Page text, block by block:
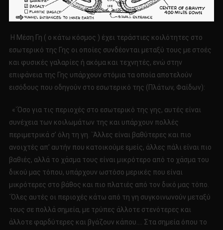
Η Μέση Γη ( ο κάτω κόσμος ) έχει τεράστιες κοιλότητες στο
εσωτερικό της Γης οι οποίες συνδέονται μεταξύ τους με στοές
και φυσικές γαλαρίες ή ακόμα και τεχνητές, ενώ στην
επιφάνεια της Γης υπάρχουν στόμια τα οποία αποτελούν
εισόδους που οδηγούν στο εσωτερικό της (Πλάτων, Φαίδων):
«`Όσο για τις περιοχές στο εσωτερικό της γης, αυτές είναι
συνέχεια των κοιλωμάτων της και υπάρχουν πολλές
περιμετρικά σ’ όλη τη γη. `Άλλες είναι βαθύτερες και πιο
ανοιχτές απ’ αυτήν που κατοικούμε εμείς, άλλες πάλι είναι πιο
βαθιές, αλλά το χάσμα τους είναι μικρότερο από το χάσμα του
δικού μας τόπου, υπάρχουν ωστόσο μερικές που είναι
μικρότερες στο βάθος και πιο πλατιές από τον δικό μας τόπο.
`Όλες αυτές οι περιοχές κάτω από τη γη συγκοινωνούν μεταξύ
τους σε πολλά σημεία, με τρύπες άλλοτε στενότερες και
άλλοτε φαρδύτερες και βγάζουν κάπου…. Στα σημεία όπου το